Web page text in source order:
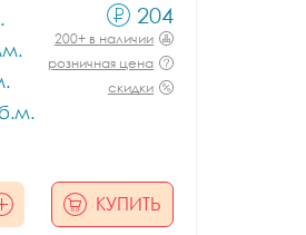
204
200+ в наличии
розничная цена
скидки
КУПИТЬ